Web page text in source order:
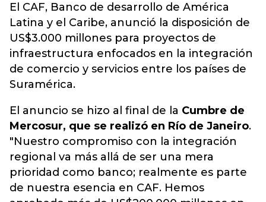
El CAF, Banco de desarrollo de América
Latina y el Caribe, anunció la disposición de
US$3.000 millones para proyectos de
infraestructura enfocados en la integración
de comercio y servicios entre los países de
Suramérica.
El anuncio se hizo al final de la Cumbre de
Mercosur, que se realizó en Río de Janeiro.
"Nuestro compromiso con la integración
regional va más allá de ser una mera
prioridad como banco; realmente es parte
de nuestra esencia en CAF. Hemos